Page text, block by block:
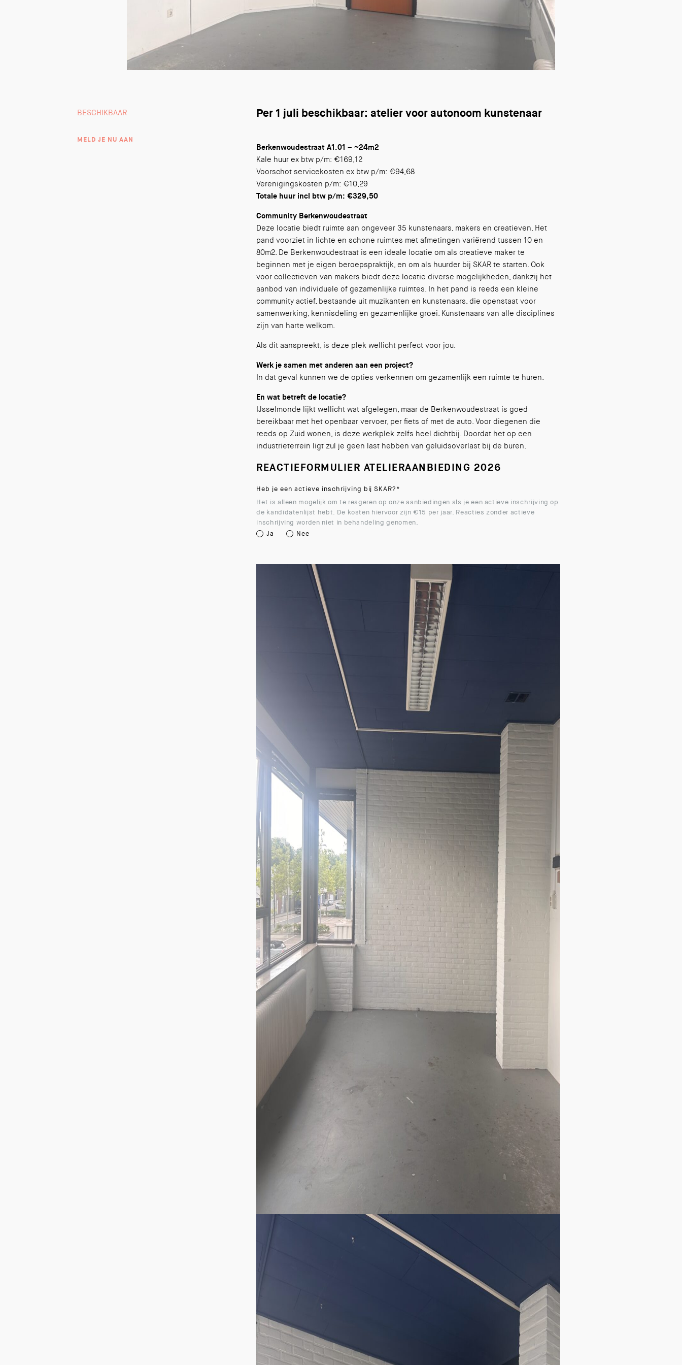
BESCHIKBAAR
MELD JE NU AAN
Per 1 juli beschikbaar: atelier voor autonoom kunstenaar
Berkenwoudestraat A1.01 – ~24m2
Kale huur ex btw p/m: €169,12
Voorschot servicekosten ex btw p/m: €94,68
Verenigingskosten p/m: €10,29
Totale huur incl btw p/m: €329,50
Community Berkenwoudestraat
Deze locatie biedt ruimte aan ongeveer 35 kunstenaars, makers en creatieven. Het
pand voorziet in lichte en schone ruimtes met afmetingen variërend tussen 10 en
80m2. De Berkenwoudestraat is een ideale locatie om als creatieve maker te
beginnen met je eigen beroepspraktijk, en om als huurder bij SKAR te starten. Ook
voor collectieven van makers biedt deze locatie diverse mogelijkheden, dankzij het
aanbod van individuele of gezamenlijke ruimtes. In het pand is reeds een kleine
community actief, bestaande uit muzikanten en kunstenaars, die openstaat voor
samenwerking, kennisdeling en gezamenlijke groei. Kunstenaars van alle disciplines
zijn van harte welkom.
Als dit aanspreekt, is deze plek wellicht perfect voor jou.
Werk je samen met anderen aan een project?
In dat geval kunnen we de opties verkennen om gezamenlijk een ruimte te huren.
En wat betreft de locatie?
IJsselmonde lijkt wellicht wat afgelegen, maar de Berkenwoudestraat is goed
bereikbaar met het openbaar vervoer, per fiets of met de auto. Voor diegenen die
reeds op Zuid wonen, is deze werkplek zelfs heel dichtbij. Doordat het op een
industrieterrein ligt zul je geen last hebben van geluidsoverlast bij de buren.
REACTIEFORMULIER ATELIERAANBIEDING 2026
Heb je een actieve inschrijving bij SKAR?*
Het is alleen mogelijk om te reageren op onze aanbiedingen als je een actieve inschrijving op
de kandidatenlijst hebt. De kosten hiervoor zijn €15 per jaar. Reacties zonder actieve
inschrijving worden niet in behandeling genomen.
Ja
Nee